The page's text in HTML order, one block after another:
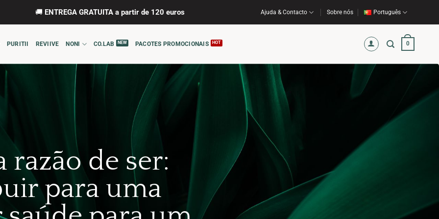
🚚 ENTREGA GRATUITA a partir de 120 euros Ajuda & Contacto Sobre nós Português
PURITII REVIIVE NONI CO.LAB PACOTES PROMOCIONAIS 0
razão de ser:
para uma